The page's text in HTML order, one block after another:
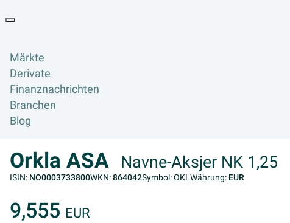
Märkte
Derivate
Finanznachrichten
Branchen
Blog
Orkla ASA Navne-Aksjer NK 1,25
ISIN: NO0003733800WKN:864042Symbol: OKLWährung: EUR
9,555 EUR